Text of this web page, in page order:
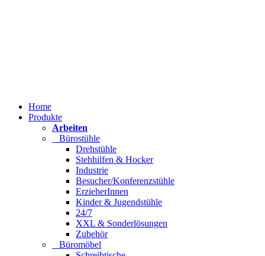
Home
Produkte
Arbeiten
Bürostühle
Drehstühle
Stehhilfen & Hocker
Industrie
Besucher/Konferenzstühle
ErzieherInnen
Kinder & Jugendstühle
24/7
XXL & Sonderlösungen
Zubehör
Büromöbel